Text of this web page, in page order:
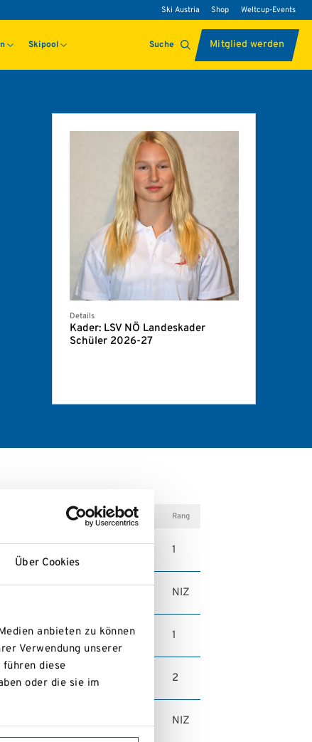
Über Cookies
anbieten zu können
Verwendung unserer
diese
oder die sie im
Ski Austria Shop Weltcup-Events
Skipool Suche Mitglied werden
Details
Kader: LSV NÖ Landeskader
Schüler 2026-27
Rang
1
NIZ
1
2
NIZ